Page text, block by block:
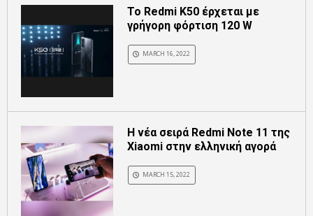
Το Redmi K50 έρχεται με
γρήγορη φόρτιση 120 W
MARCH 16, 2022
H νέα σειρά Redmi Note 11 της
Xiaomi στην ελληνική αγορά
MARCH 15, 2022